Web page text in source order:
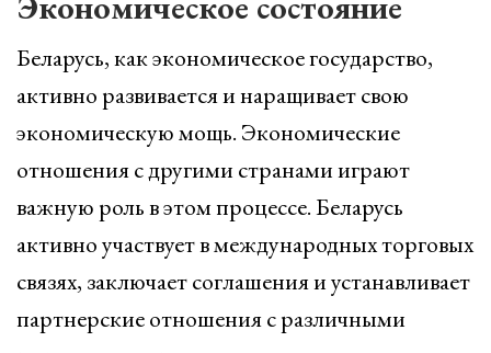
Беларусь, как экономическое государство,
активно развивается и наращивает свою
экономическую мощь. Экономические
отношения с другими странами играют
важную роль в этом процессе. Беларусь
активно участвует в международных торговых
связях, заключает соглашения и устанавливает
партнерские отношения с различными